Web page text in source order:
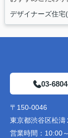
デザイナーズ住宅
03-
〒150-0046
東京都渋谷区松
営業時間： 10:00